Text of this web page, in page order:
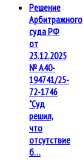
Решение
Арбитражного
суда РФ
от
23.12.2025
№ А40-
194741/25-
72-1746
"Суд
решил,
что
отсутствие
б…